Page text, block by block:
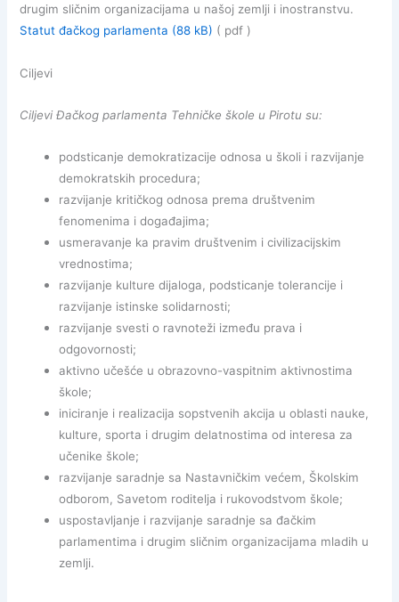
drugim sličnim organizacijama u našoj zemlji i inostranstvu.
Statut đačkog parlamenta (88 kB) ( pdf )
Ciljevi
Ciljevi Đačkog parlamenta Tehničke škole u Pirotu su:
podsticanje demokratizacije odnosa u školi i razvijanje
demokratskih procedura;
razvijanje kritičkog odnosa prema društvenim
fenomenima i događajima;
usmeravanje ka pravim društvenim i civilizacijskim
vrednostima;
razvijanje kulture dijaloga, podsticanje tolerancije i
razvijanje istinske solidarnosti;
razvijanje svesti o ravnoteži između prava i
odgovornosti;
aktivno učešće u obrazovno-vaspitnim aktivnostima
škole;
iniciranje i realizacija sopstvenih akcija u oblasti nauke,
kulture, sporta i drugim delatnostima od interesa za
učenike škole;
razvijanje saradnje sa Nastavničkim većem, Školskim
odborom, Savetom roditelja i rukovodstvom škole;
uspostavljanje i razvijanje saradnje sa đačkim
parlamentima i drugim sličnim organizacijama mladih u
zemlji.